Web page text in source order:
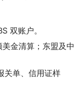
双账户。
美金清算；东盟及中
关单、信用证样